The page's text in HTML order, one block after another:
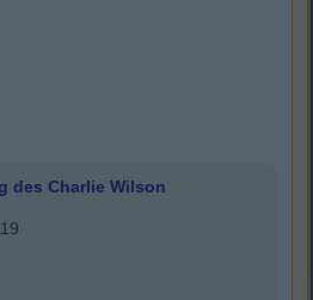
des Charlie Wilson